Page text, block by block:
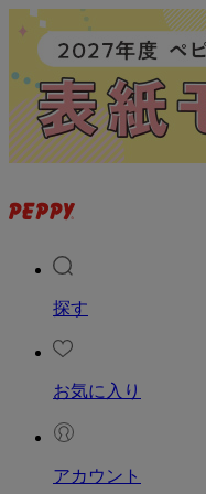
探す
お気に入り
アカウント